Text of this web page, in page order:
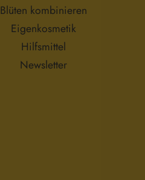
Blüten kombinieren
Eigenkosmetik
Hilfsmittel
Newsletter